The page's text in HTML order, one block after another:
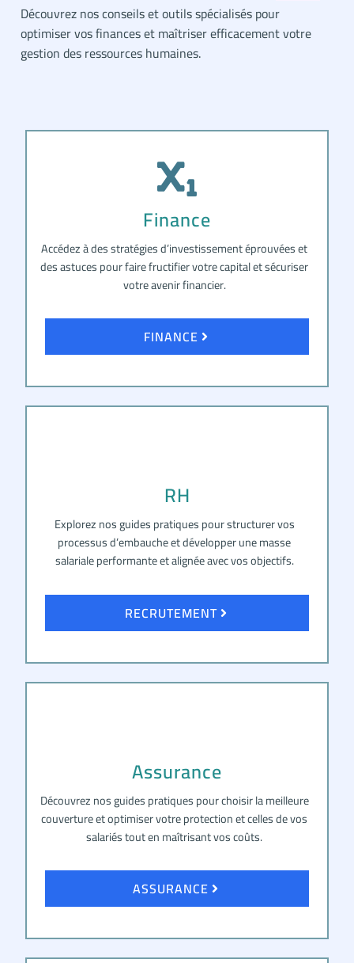
Découvrez nos conseils et outils spécialisés pour
optimiser vos finances et maîtriser efficacement votre
gestion des ressources humaines.
Finance
Accédez à des stratégies d’investissement éprouvées et
des astuces pour faire fructifier votre capital et sécuriser
votre avenir financier.
FINANCE
RH
Explorez nos guides pratiques pour structurer vos
processus d’embauche et développer une masse
salariale performante et alignée avec vos objectifs.
RECRUTEMENT
Assurance
Découvrez nos guides pratiques pour choisir la meilleure
couverture et optimiser votre protection et celles de vos
salariés tout en maîtrisant vos coûts.
ASSURANCE